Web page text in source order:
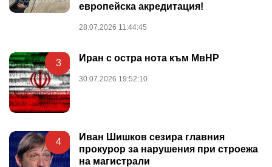
европейска акредитация!
28.07.2026 11:44:45
3 Иран с остра нота към МвНР
30.07.2026 19:52:10
4
Иван Шишков сезира главния
прокурор за нарушения при строежа
на магистрали